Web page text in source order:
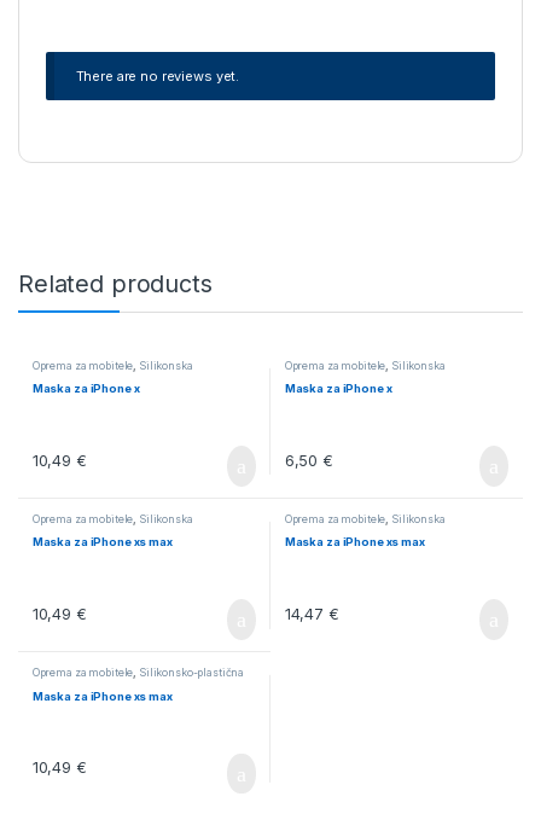
There are no reviews yet.
Related products
Oprema za mobitele Silikonska
Maska za iPhone x
10,49 €
Oprema za mobitele Silikonska
Maska za iPhone x
6,50 €
Oprema za mobitele Silikonska
Maska za iPhone xs max
10,49 €
Oprema za mobitele Silikonska
Maska za iPhone xs max
14,47 €
Oprema za mobitele Silikonsko-plastična
Maska za iPhone xs max
10,49 €